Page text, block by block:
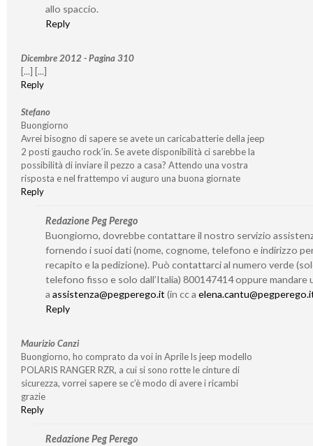
allo spaccio.
Reply
Dicembre 2012 - Pagina 310
[...] [...]
Reply
Stefano
Buongiorno
Avrei bisogno di sapere se avete un caricabatterie della jeep
2 posti gaucho rock’in. Se avete disponibilità ci sarebbe la
possibilità di inviare il pezzo a casa? Attendo una vostra
risposta e nel frattempo vi auguro una buona giornate
Reply
Redazione Peg Perego
Buongiorno, dovrebbe contattare il nostro servizio
fornendo i suoi dati (nome, cognome, telefono e indirizzo
recapito e la pedizione). Può contattarci al numero verde
telefono fisso e solo dall’Italia) 800147414 oppure mandare
a assistenza@pegperego.it(in cc a
Reply
Maurizio Canzi
Buongiorno, ho comprato da voi in Aprile ls jeep modello
POLARIS RANGER RZR, a cui si sono rotte le cinture di
sicurezza, vorrei sapere se c’è modo di avere i ricambi
grazie
Reply
Redazione Peg Perego